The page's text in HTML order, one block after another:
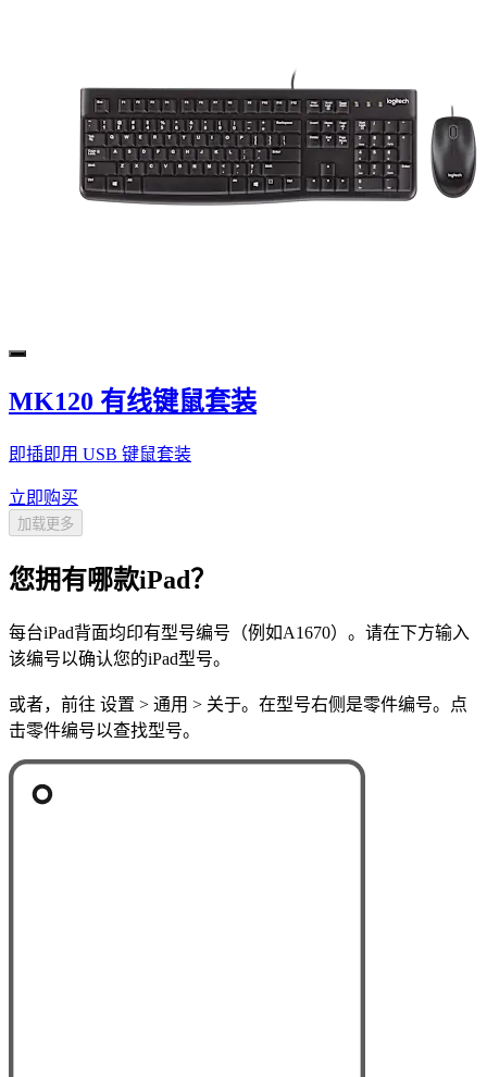
MK120 有线键鼠套装
即插即用 USB 键鼠套装
立即购买
加载更多
您拥有哪款iPad？
每台iPad背面均印有型号编号（例如A1670）。请在下方输入
该编号以确认您的iPad型号。
或者，前往 设置 > 通用 > 关于。在型号右侧是零件编号。点
击零件编号以查找型号。